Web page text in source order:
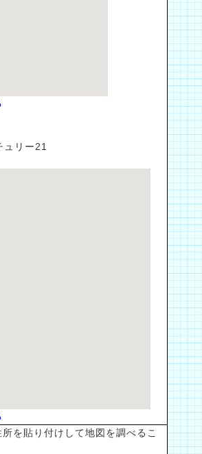
リー21
を貼り付けして地図を調べるこ